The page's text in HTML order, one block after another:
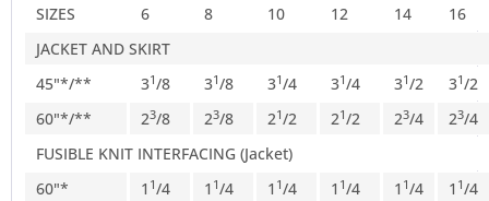
SIZES
6 8 10 12 14
16
JACKET AND SKIRT
45"*/**
31/8 31/8 31/4 31/4 31/2 31/2
60"*/**
23/8 23/8 21/2 21/2 23/4 23/4
FUSIBLE KNIT INTERFACING (Jacket)
60"*
1 1/4 1 1/4 1 1/4 1 1/4 1 1/4 1 1/4